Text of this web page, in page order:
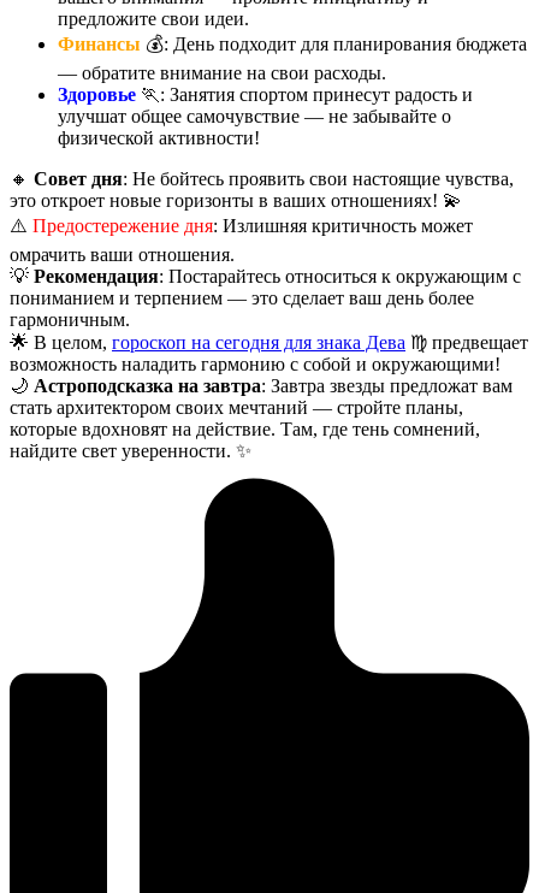
предложите свои идеи.
Финансы 💰: День подходит для планирования бюджета
— обратите внимание на свои расходы.
Здоровье 🏃: Занятия спортом принесут радость и
улучшат общее самочувствие — не забывайте о
физической активности!
🔸 Совет дня: Не бойтесь проявить свои настоящие чувства,
это откроет новые горизонты в ваших отношениях! 💫
⚠️ Предостережение дня: Излишняя критичность может
омрачить ваши отношения.
💡 Рекомендация: Постарайтесь относиться к окружающим с
пониманием и терпением — это сделает ваш день более
гармоничным.
🌟 В целом, гороскоп на сегодня для знака Дева ♍ предвещает
возможность наладить гармонию с собой и окружающими!
🌙 Астроподсказка на завтра: Завтра звезды предложат вам
стать архитектором своих мечтаний — стройте планы,
которые вдохновят на действие. Там, где тень сомнений,
найдите свет уверенности. ✨